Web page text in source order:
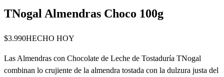
TNogal Almendras Choco 100g
$3.990HECHO HOY
Las Almendras con Chocolate de Leche de Tostaduría TNogal
combinan lo crujiente de la almendra tostada con la dulzura justa del